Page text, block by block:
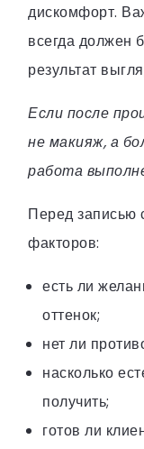
дискомфорт.
всегда должен
результат
Если после
не макияж, а
работа
Перед записью
факторов:
есть ли
оттенок;
нет ли
насколько
получить;
готов ли